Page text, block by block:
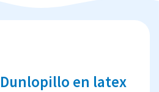
en latex